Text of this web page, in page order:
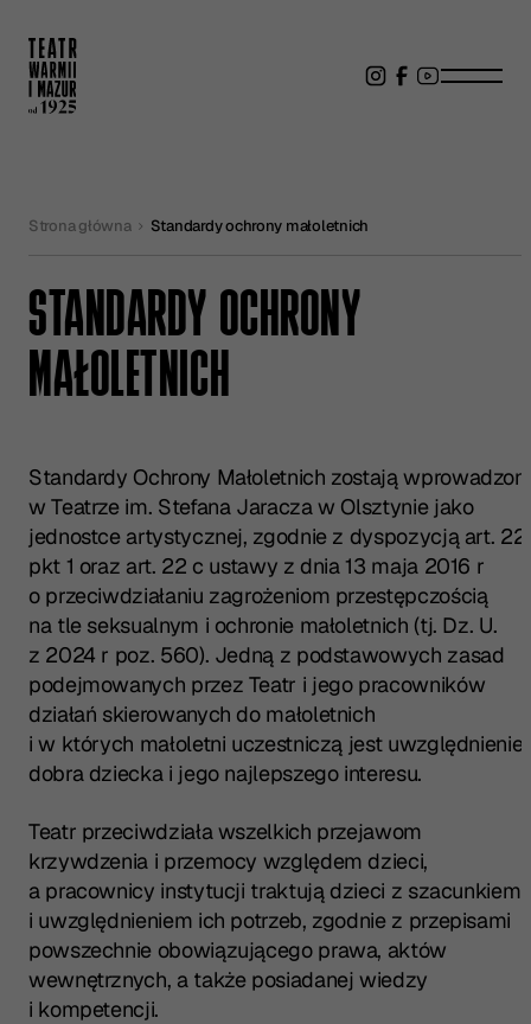
Strona główna Standardy ochrony małoletnich
STANDARDY OCHRONY
MAŁOLETNICH
Standardy Ochrony Małoletnich zostają
w Teatrze im. Stefana Jaracza w Olsztynie jako
jednostce artystycznej, zgodnie z dyspozycją art.
pkt 1 oraz art. 22 c ustawy z dnia 13 maja 2016 r
o przeciwdziałaniu zagrożeniom przestępczością
na tle seksualnym i ochronie małoletnich (tj. Dz. U.
z 2024 r poz. 560). Jedną z podstawowych zasad
podejmowanych przez Teatr i jego pracowników
działań skierowanych do małoletnich
i w których małoletni uczestniczą jest uwzględnienie
dobra dziecka i jego najlepszego interesu.
Teatr przeciwdziała wszelkich przejawom
krzywdzenia i przemocy względem dzieci,
a pracownicy instytucji traktują dzieci z szacunkiem
i uwzględnieniem ich potrzeb, zgodnie z przepisami
powszechnie obowiązującego prawa, aktów
wewnętrznych, a także posiadanej wiedzy
i kompetencji.